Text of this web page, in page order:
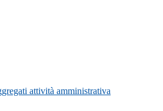
attività amministrativa